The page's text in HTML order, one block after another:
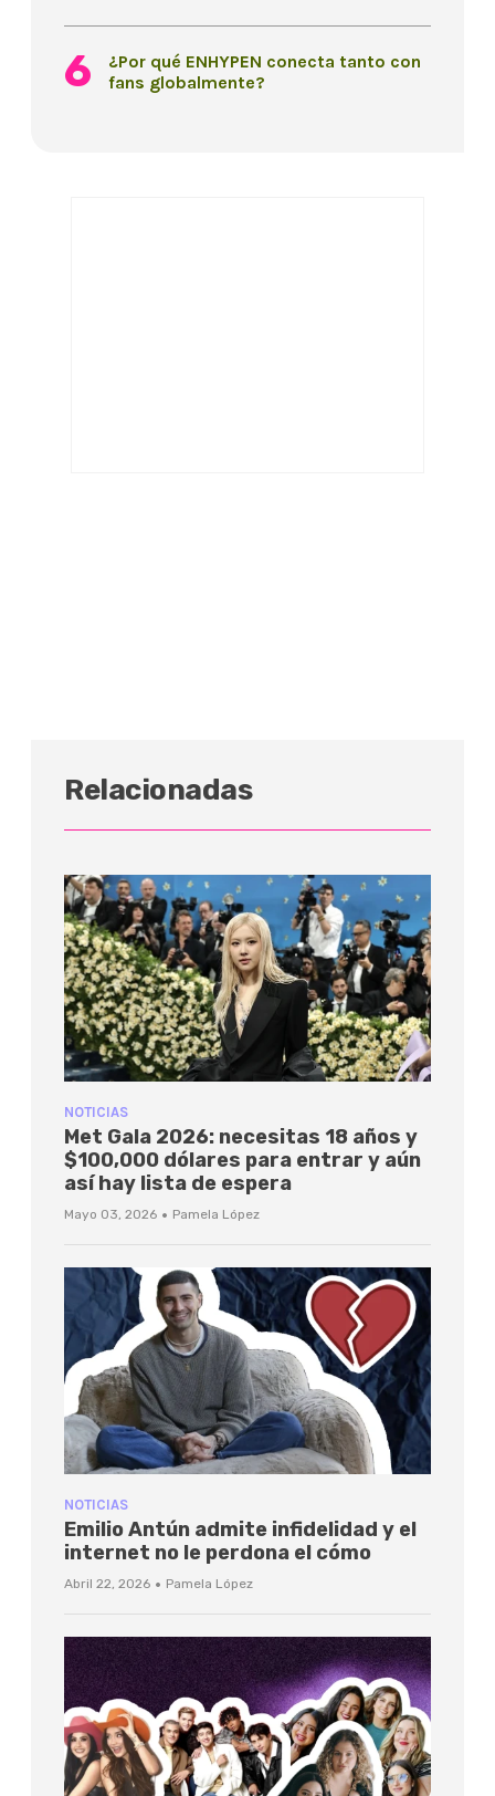
¿Por qué ENHYPEN conecta tanto con
fans globalmente?
Relacionadas
NOTICIAS
Met Gala 2026: necesitas 18 años y
$100,000 dólares para entrar y aún
así hay lista de espera
Mayo 03, 2026 · Pamela López
NOTICIAS
Emilio Antún admite infidelidad y el
internet no le perdona el cómo
Abril 22, 2026 · Pamela López